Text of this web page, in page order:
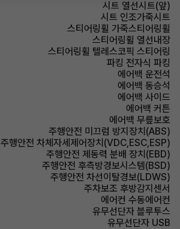
시트 열선시트(앞)
시트 인조가죽시트
스티어링휠 가죽스티어링휠
스티어링휠 열선내장
스티어링휠 텔레스코픽 스티어링
파킹 전자식 파킹
에어백 운전석
에어백 동승석
에어백 사이드
에어백 커튼
에어백 무릎보호
주행안전 미끄럼 방지장치(ABS)
주행안전 차체자세제어장치(VDC,ESC,ESP)
주행안전 제동력 분배 장치(EBD)
주행안전 후측방경보시스템(BSD)
주행안전 차선이탈경보(LDWS)
주차보조 후방감지센서
에어컨 수동에어컨
유무선단자 블루투스
유무선단자 USB